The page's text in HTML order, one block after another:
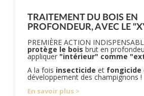
TRAITEMENT DU BOIS EN
PROFONDEUR, AVEC LE
PREMIÈRE ACTION
protège le bois brut en
appliquer "intérieur" comme
A la fois insecticide et fongicide
développement des champignons !
En savoir plus